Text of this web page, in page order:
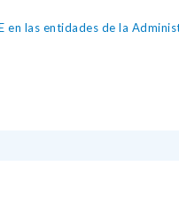
las entidades de la